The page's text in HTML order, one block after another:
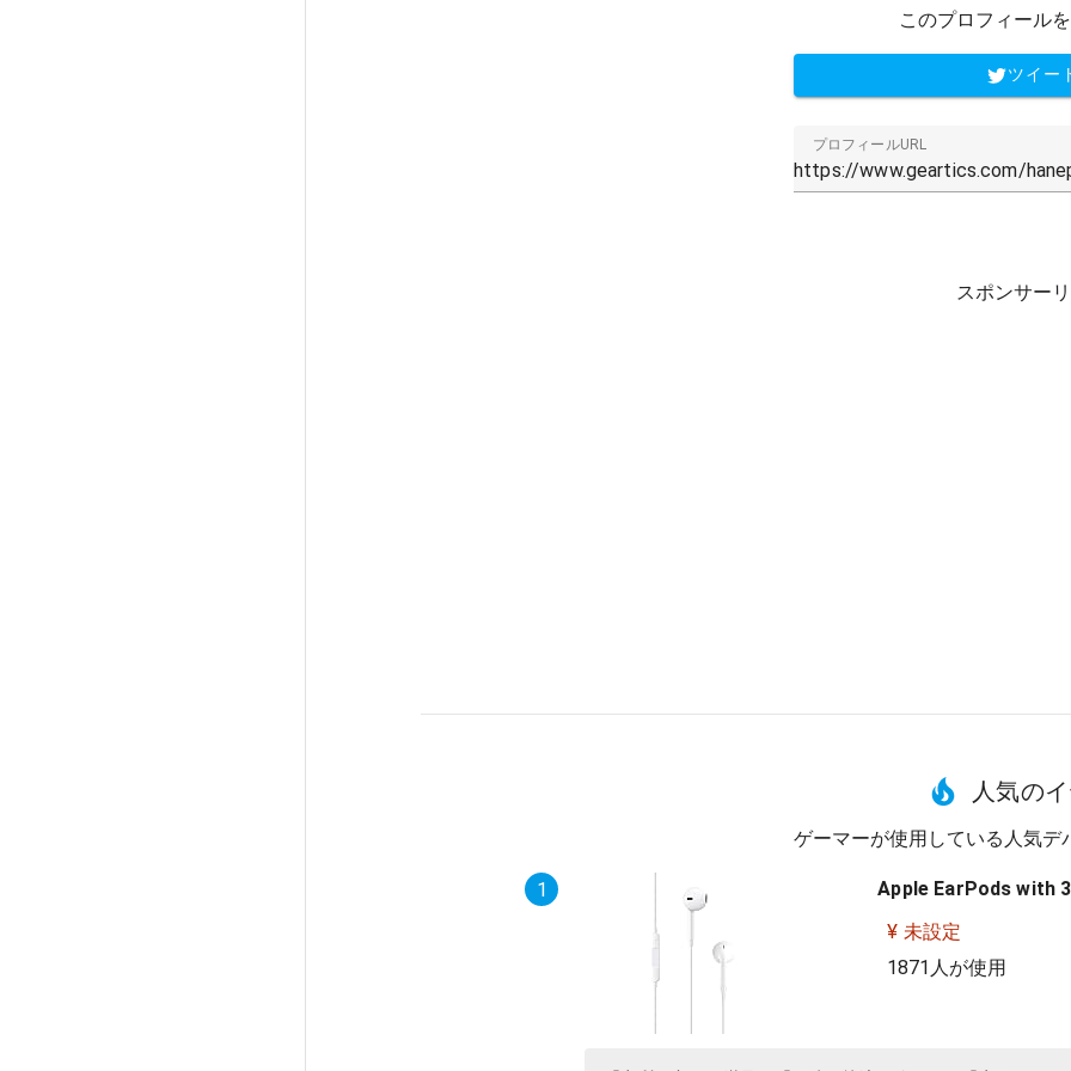
このプロフィール
ツイー
プロフィールURL
スポンサー
人気の
ゲーマーが使用している人気デ
1
Apple EarPods with
¥ 未設定
1871人が使用